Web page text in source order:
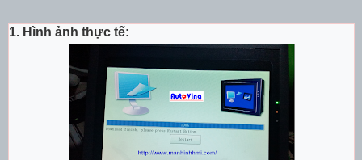
1. Hình ảnh thực tế: